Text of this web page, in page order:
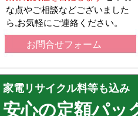
な点やご相談などございました
ら,お気軽にご連絡ください。
お問合せフォーム
家電リサイクル料等も込み
安心の定額パッ